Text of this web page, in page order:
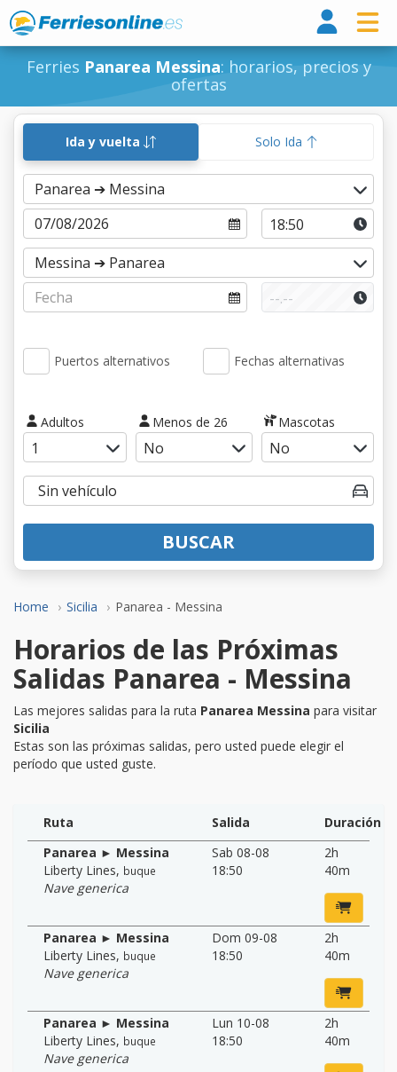
Ferries Panarea Messina: horarios, precios y
ofertas
Home Sicilia Panarea - Messina
Ida y vuelta Solo Ida
Puertos alternativos Fechas alternativas
Adultos Menos de 26 Mascotas
BUSCAR
Horarios de las Próximas
Salidas Panarea - Messina
Las mejores salidas para la ruta Panarea Messina para visitar
Sicilia
Estas son las próximas salidas, pero usted puede elegir el
período que usted guste.
Ruta Salida
Duración
Panarea ► Messina
Liberty Lines, buque
Nave generica
Sab 08-08
18:50
2h
40m
Panarea ► Messina
Liberty Lines, buque
Nave generica
Dom 09-08
18:50
2h
40m
Panarea ► Messina
Liberty Lines, buque
Nave generica
Lun 10-08
18:50
2h
40m